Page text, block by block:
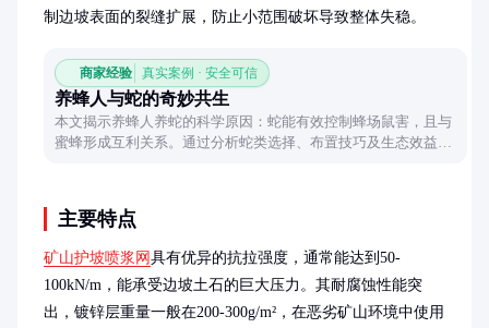
制边坡表面的裂缝扩展，防止小范围破坏导致整体失稳。
商家经验 真实案例 · 安全可信
养蜂人与蛇的奇妙共生
本文揭示养蜂人养蛇的科学原因：蛇能有效控制蜂场鼠害，且与
蜜蜂形成互利关系。通过分析蛇类选择、布置技巧及生态效益，
主要特点
矿山护坡喷浆网 具有优异的抗拉强度，通常能达到50-
100kN/m，能承受边坡土石的巨大压力。其耐腐蚀性能突
出，镀锌层重量一般在200-300g/m²，在恶劣矿山环境中使用